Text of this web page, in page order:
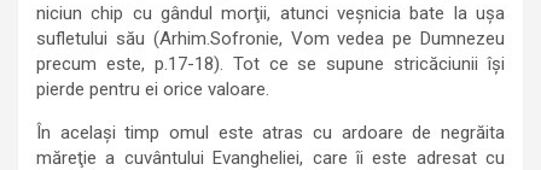
niciun chip cu gândul morţii, atunci veşnicia bate la uşa
sufletului său (Arhim.Sofronie, Vom vedea pe Dumnezeu
precum este, p.17-18). Tot ce se supune stricăciunii îşi
pierde pentru ei orice valoare.
În acelaşi timp omul este atras cu ardoare de negrăita
măreţie a cuvântului Evangheliei, care îi este adresat cu